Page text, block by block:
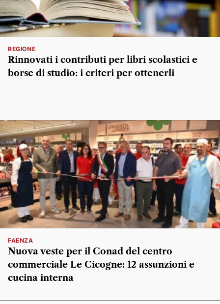
REGIONE
Rinnovati i contributi per libri scolastici e
borse di studio: i criteri per ottenerli
FAENZA
Nuova veste per il Conad del centro
commerciale Le Cicogne: 12 assunzioni e
cucina interna